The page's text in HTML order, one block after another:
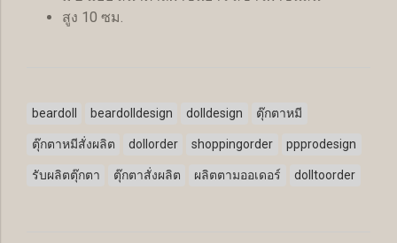
สูง 10 ซม.
beardoll beardolldesign dolldesign ตุ๊กตาหมี
ตุ๊กตาหมีสั่งผลิต dollorder shoppingorder ppprodesign
รับผลิตตุ๊กตา ตุ๊กตาสั่งผลิต ผลิตตามออเดอร์ dolltoorder